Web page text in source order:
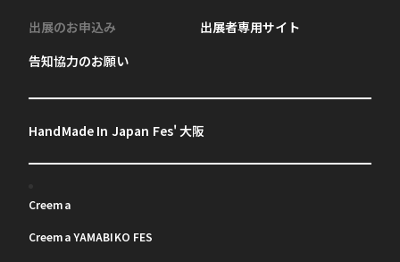
出展のお申込み
告知協力のお願い
出展者専用サイト
HandMade In Japan Fes' 大阪
Creema
Creema YAMABIKO FES